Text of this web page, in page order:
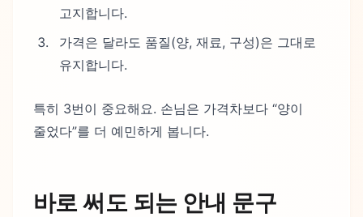
고지합니다.
가격은 달라도 품질(양, 재료, 구성)은 그대로
유지합니다.
특히 3번이 중요해요. 손님은 가격차보다 “양이
줄었다”를 더 예민하게 봅니다.
바로 써도 되는 안내 문구